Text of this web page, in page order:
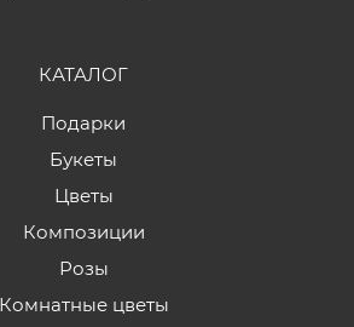
КАТАЛОГ
Подарки
Букеты
Цветы
Композиции
Розы
Комнатные цветы